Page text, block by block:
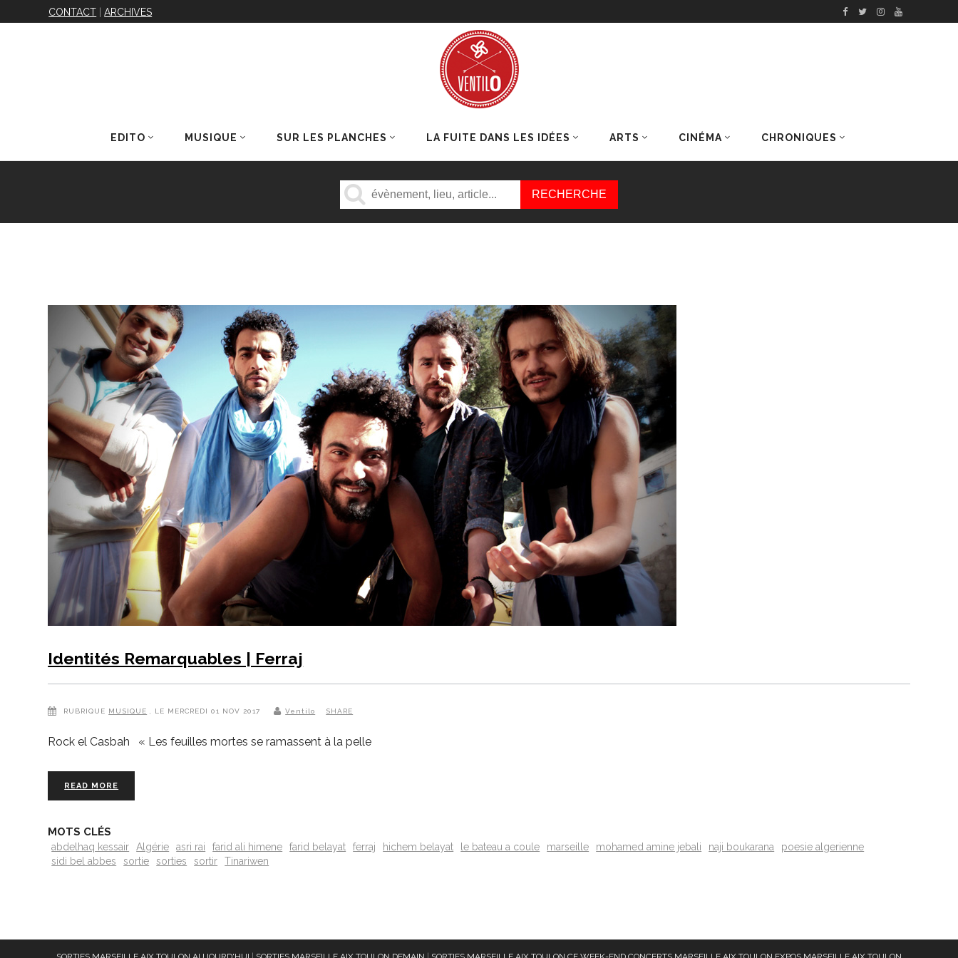
CONTACT |ARCHIVES
EDITO MUSIQUE SUR LES PLANCHES LA FUITE DANS LES IDÉES ARTS CINÉMA CHRONIQUES
DERNIERS ARTICLES
Identités Remarquables | Ferraj
RUBRIQUE MUSIQUE , LE MERCREDI 01 NOV 2017 Ventilo SHARE
Rock el Casbah « Les feuilles mortes se ramassent à la pelle
READ MORE
MOTS CLÉS
abdelhaq kessair Algérie asri rai farid ali himene farid belayat ferraj hichem belayat le bateau a coule marseille mohamed amine jebali naji boukarana
poesie algerienne
sidi bel abbes
sortie sorties sortir Tinariwen